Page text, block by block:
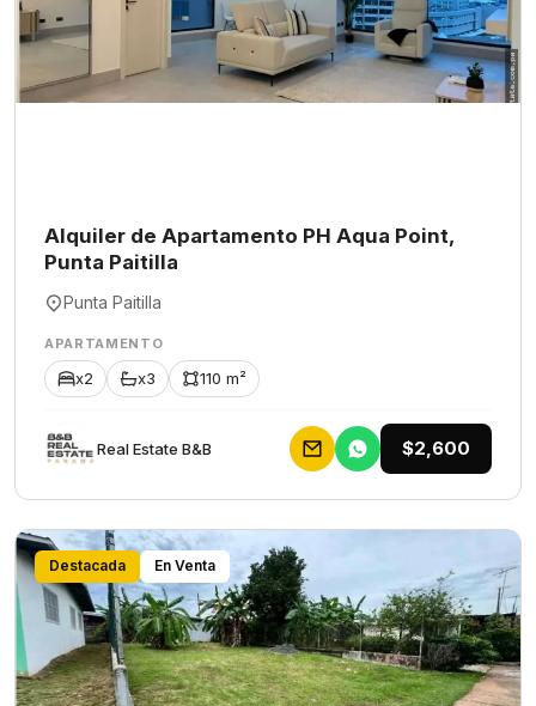
Alquiler de Apartamento PH Aqua Point,
Punta Paitilla
Punta Paitilla
APARTAMENTO
x2 x3 110 m²
Rеаl Еstаtе В&В $2,600
Destacada En Venta